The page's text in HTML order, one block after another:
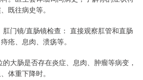
既往病史等。
门镜/直肠镜检查： 直接观察肛管和直肠
疮、息肉、溃疡等。
大肠是否存在炎症、息肉、肿瘤等病变，
体重下降时。